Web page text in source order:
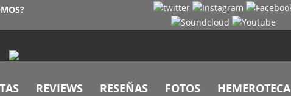
REVIEWS RESEÑAS FOTOS HEMEROTECA